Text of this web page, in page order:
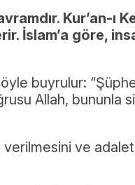
Kur’an-
İslam’a göre,
buyrulur:
Allah, bununla
ve